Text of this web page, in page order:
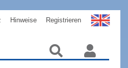
Hinweise Registrieren